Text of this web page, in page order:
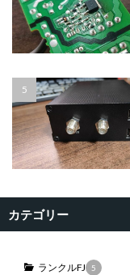
カテゴリー
ランクルFJ 5